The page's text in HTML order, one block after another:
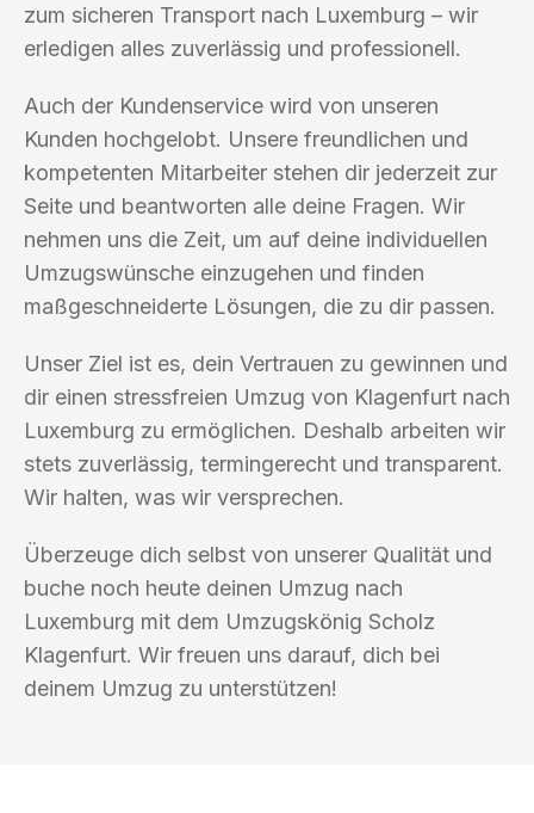
zum sicheren Transport nach Luxemburg – wir
erledigen alles zuverlässig und professionell.
Auch der Kundenservice wird von unseren
Kunden hochgelobt. Unsere freundlichen und
kompetenten Mitarbeiter stehen dir jederzeit zur
Seite und beantworten alle deine Fragen. Wir
nehmen uns die Zeit, um auf deine individuellen
Umzugswünsche einzugehen und finden
maßgeschneiderte Lösungen, die zu dir passen.
Unser Ziel ist es, dein Vertrauen zu gewinnen und
dir einen stressfreien Umzug von Klagenfurt nach
Luxemburg zu ermöglichen. Deshalb arbeiten wir
stets zuverlässig, termingerecht und transparent.
Wir halten, was wir versprechen.
Überzeuge dich selbst von unserer Qualität und
buche noch heute deinen Umzug nach
Luxemburg mit dem Umzugskönig Scholz
Klagenfurt. Wir freuen uns darauf, dich bei
deinem Umzug zu unterstützen!